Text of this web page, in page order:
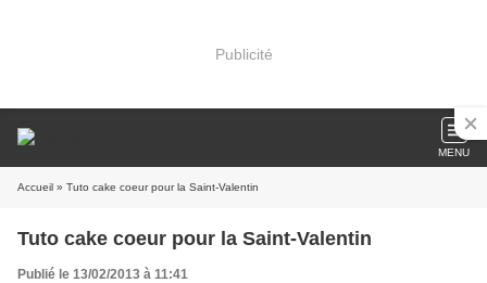
Publicité
MENU
Accueil » Tuto cake coeur pour la Saint-Valentin
Tuto cake coeur pour la Saint-Valentin
Publié le 13/02/2013 à 11:41